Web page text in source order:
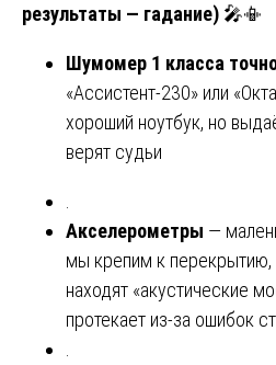
результаты — гадание) 🎤📳
Шумомер 1 класса
«Ассистент-230» или
хороший ноутбук, но
верят судьи
Акселерометры —
мы крепим к перекрытию,
находят «акустические
протекает из-за ошибок